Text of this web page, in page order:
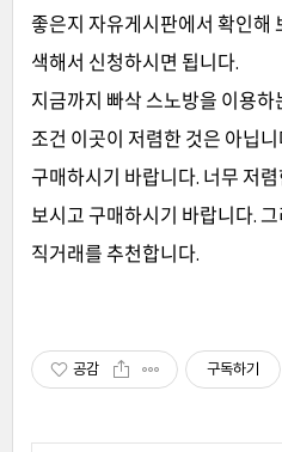
좋은지 자유게시판에서 확인해
색해서 신청하시면 됩니다.
지금까지 빠삭 스노방을 이용
조건 이곳이 저렴한 것은 아닙
구매하시기 바랍니다. 너무 저
보시고 구매하시기 바랍니다.
직거래를 추천합니다.
공감 구독하기